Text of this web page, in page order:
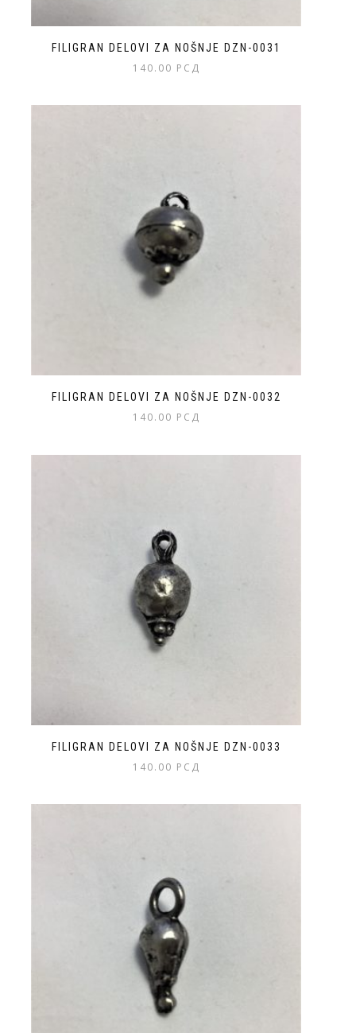
FILIGRAN DELOVI ZA NOŠNJE DZN-0031
140.00 РСД
FILIGRAN DELOVI ZA NOŠNJE DZN-0032
140.00 РСД
FILIGRAN DELOVI ZA NOŠNJE DZN-0033
140.00 РСД